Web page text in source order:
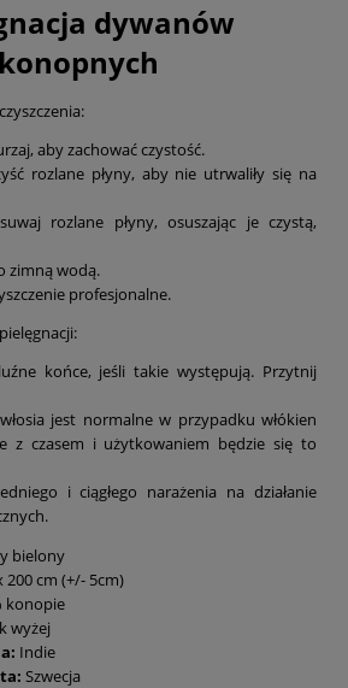
dywanów
konopnych
aby zachować czystość.
rozlane płyny, aby nie utrwaliły się na
rozlane płyny, osuszając je czystą,
zimną wodą.
profesjonalne.
końce, jeśli takie występują. Przytnij
jest normalne w przypadku włókien
z czasem i użytkowaniem będzie się to
i ciągłego narażenia na działanie
bielony
200 cm (+/- 5cm)
konopie
wyżej
Indie
Szwecja